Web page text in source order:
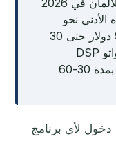
أقل برامج CBI تكلفة للألمان في 2026
نحو
90,000 دولار، يليه ناورو (~90,000 دولار حتى 30
يونيو 2026، ثم 115,000 دولار) وفانواتو DSP
(130,000 دولار, لكنه الأسرع عالمياً بمدة 30-60
لأي برنامج